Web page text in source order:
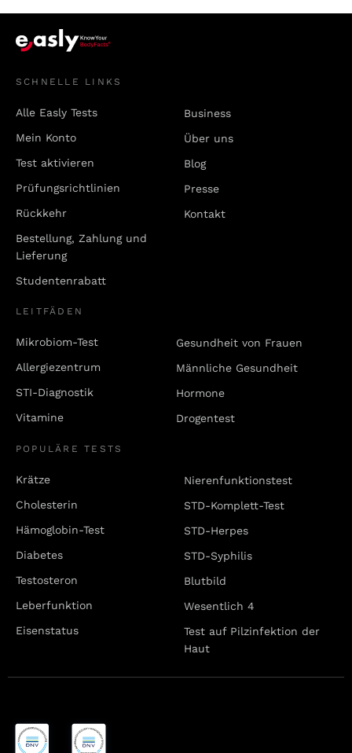
SCHNELLE LINKS
Alle Easly Tests
Mein Konto
Test aktivieren
Prüfungsrichtlinien
Rückkehr
Bestellung, Zahlung und
Lieferung
Studentenrabatt
Business
Über uns
Blog
Presse
Kontakt
LEITFÄDEN
Mikrobiom-Test
Allergiezentrum
STI-Diagnostik
Vitamine
Gesundheit von Frauen
Männliche Gesundheit
Hormone
Drogentest
POPULÄRE TESTS
Krätze
Cholesterin
Hämoglobin-Test
Diabetes
Testosteron
Leberfunktion
Eisenstatus
Nierenfunktionstest
STD-Komplett-Test
STD-Herpes
STD-Syphilis
Blutbild
Wesentlich 4
Test auf Pilzinfektion der
Haut